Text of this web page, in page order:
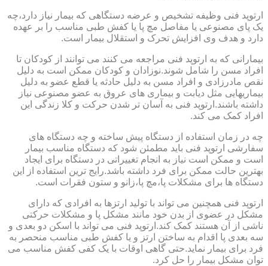
ارتوپد فنی وظیفه تشخیص و عرضه دستگاهی که بیمار نیاز دارد،چه
یک پای مصنوعی یا مفاصل مچ پا یا کفش طبی مناسب را بر عهده
دارد و هدف وی افزایش تحرک و استقلال بیمار است.
بیمارانی که به ارتوپد فنی مراجعه می کنند می توانند از کودکان تا
افراد مسن را شامل شوند.نوزادان و کودکان ممکن است به دلیل
نقص مادرزادی و افراد مسن به دلیل حادثه یا قطع عضو به دلیل
بیماریهایی مثل دیابت و بیماری های عروق به عضو مصنوعی نیاز
داشته باشند.ارتوپد فنی به آسان تر شدن حرکت و کلا زندگی این
افراد کمک می کند.
چه در زمان استفاده از دستگاه پیش ساخته و چه دستگاه های
سفارشی ارتوپد فنی باید مطمئن شود که دستگاه مناسب بیمار
است و ممکن است نیاز به انجام تغییراتی در دستگاه برای ایجاد
بهترین حالت ممکن برای فرد داشته باشد.رایج ترین استفاده از این
دستگاه ها برای مشکلات پا،مچ پا،زانو و ستون فقرات است.
ارتوپد فنی همچنین می تواند با تولید ارتزها به افرادی که دارای
مشکل در عضوی از بدن خود مانند مشکل پا و مشکلات حرکتی
ناشی از آن هستند کمک کند.ارتوپد فنی می تواند با اسکن دو بعدی و
سه بعدی پا اقدام به ساختن ارتز و یا کفش طبی مناسب منحصر به
فرد برای بیمار نماید.حتی گاهی اوقات با یک کفی کفش مناسب می
توان مشکل بیمار را حل کرد.